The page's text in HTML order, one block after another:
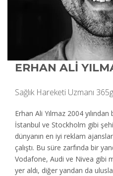
ERHAN ALİ
Sağlık Hareketi Uzmanı
Erhan Ali Yılmaz 2004
İstanbul ve Stockholm gibi
dünyanın en iyi reklam
çalıştı. Bu süre zarfında bir
Vodafone, Audi ve Nivea gibi
yer aldı, diğer yandan da